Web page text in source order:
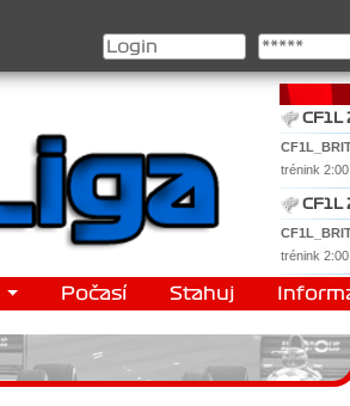
, 3. Jakub Chmelík , Pohár
CF1L
trénink 2:00
CF1L
trénink 2:00
Počasí Stahuj